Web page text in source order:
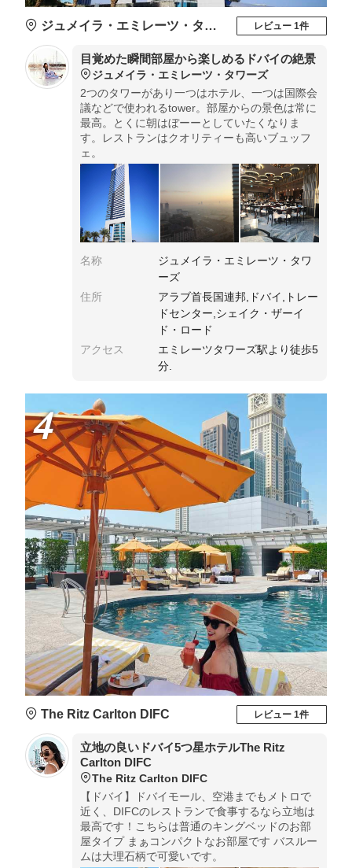
ジュメイラ・エミレーツ・タワーズ レビュー 1件
目覚めた瞬間部屋から楽しめるドバイの絶景
ジュメイラ・エミレーツ・タワーズ
2つのタワーがあり一つはホテル、一つは国際会
議などで使われるtower。部屋からの景色は常に
最高。とくに朝はぼーーとしていたくなりま
す。レストランはクオリティーも高いブュッフ
ェ。
名称
ジュメイラ・エミレーツ・タワ
ーズ
住所
アラブ首長国連邦,ドバイ,トレー
ドセンター,シェイク・ザーイ
ド・ロード
アクセス
エミレーツタワーズ駅より徒歩5
分.
4
The Ritz Carlton DIFC レビュー 1件
立地の良いドバイ5つ星ホテルThe Ritz
Carlton DIFC
The Ritz Carlton DIFC
【ドバイ】ドバイモール、空港までもメトロで
近く、DIFCのレストランで食事するなら立地は
最高です！こちらは普通のキングベッドのお部
屋タイプ まぁコンパクトなお部屋です バスルー
ムは大理石柄で可愛いです。